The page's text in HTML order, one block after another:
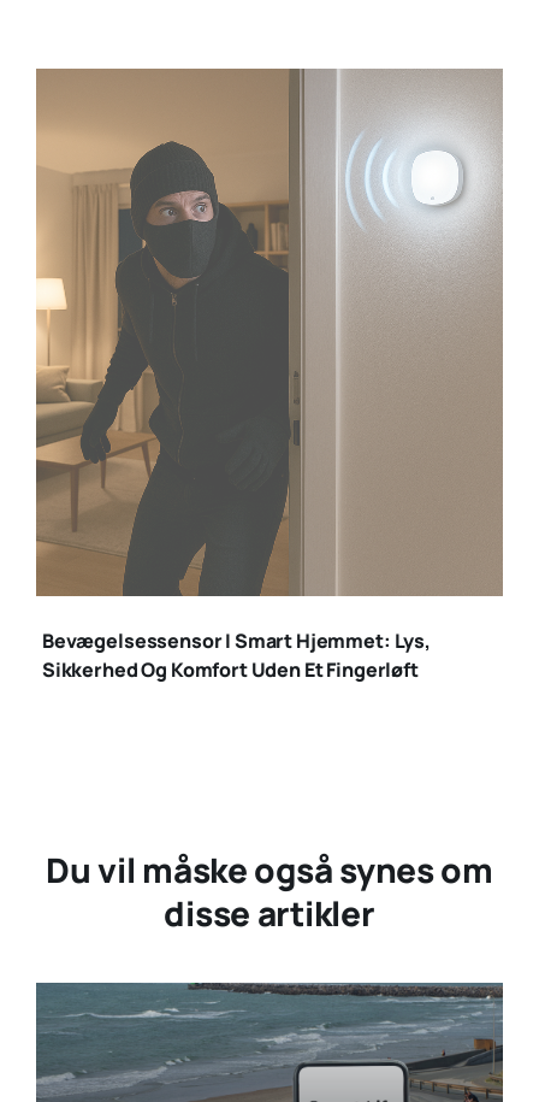
bevægelsessensor
indbrud
Bevægelsessensor I Smart Hjemmet: Lys,
Sikkerhed Og Komfort Uden Et Fingerløft
Du vil måske også synes om
disse artikler